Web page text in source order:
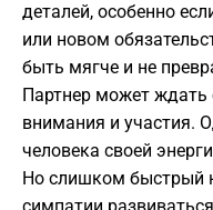
деталей, особенно
или новом
быть мягче и не
Партнер может ждать
внимания и участия.
человека своей
Но слишком быстрый